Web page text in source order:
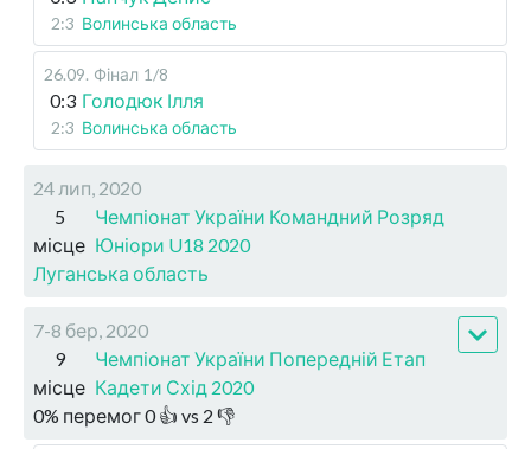
2:3 Волинська область
26.09. Фінал 1/8
0:3 Голодюк Ілля
2:3 Волинська область
24 лип, 2020
5
місце
Чемпіонат України Командний Розряд
Юніори U18 2020
Луганська область
7-8 бер, 2020
9
місце
Чемпіонат України Попередній Етап
Кадети Схід 2020
0% перемог0👍 vs 2 👎